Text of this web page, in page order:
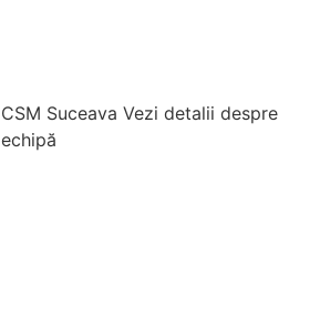
CSM Suceava Vezi detalii despre
echipă